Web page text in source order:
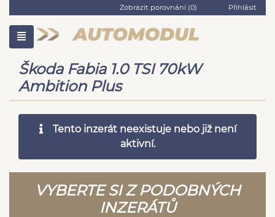
Zobrazit porovnání (0) Přihlásit
Škoda Fabia 1.0 TSI 70kW
Ambition Plus
Tento inzerát neexistuje nebo již není
aktivní.
VYBERTE SI Z PODOBNÝCH
INZERÁTŮ